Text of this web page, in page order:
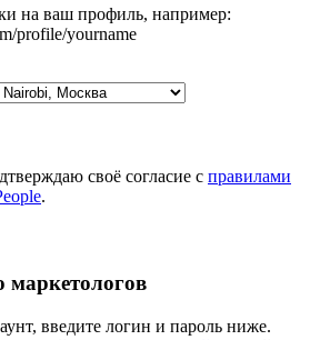
на ваш профиль, например:
profile/yourname
своё согласие с правилами
.
маркетологов
введите логин и пароль ниже.